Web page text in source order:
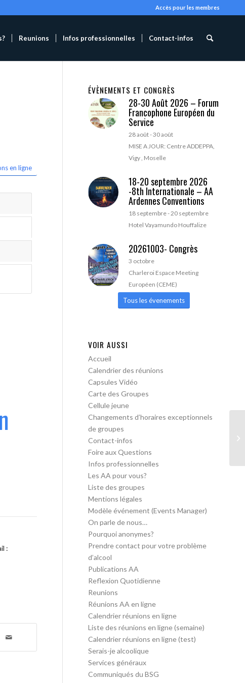
Accès pour les membres
Reunions Infos professionnelles Contact-infos
en ligne
:
ÉVÈNEMENTS ET CONGRÈS
28-30 Août 2026 – Forum
Francophone Européen du
Service
28 août-30 août
MISE A JOUR: Centre ADDEPPA,
Vigy , Moselle
18-20 septembre 2026
-8th Internationale – AA
Ardennes Conventions
18 septembre-20 septembre
Hotel Vayamundo Houffalize
20261003- Congrès
3 octobre
Charleroi Espace Meeting
Européen (CEME)
Tous les évenements
VOIR AUSSI
Accueil
Calendrier des réunions
Capsules Vidéo
Carte des Groupes
Cellule jeune
Changements d’horaires exceptionnels
de groupes
Contact-infos
Foire aux Questions
Infos professionnelles
Les AA pour vous?
Liste des groupes
Mentions légales
Modèle événement (Events Manager)
On parle de nous…
Pourquoi anonymes?
Prendre contact pour votre problème
d’alcool
Publications AA
Reflexion Quotidienne
Reunions
Réunions AA en ligne
Calendrier réunions en ligne
Liste des réunions en ligne (semaine)
Calendrier réunions en ligne (test)
Serais-je alcoolique
Services généraux
Communiqués du BSG